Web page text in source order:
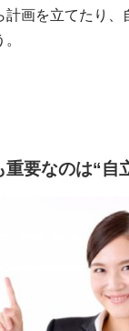
計画を立てたり、
要なのは“自